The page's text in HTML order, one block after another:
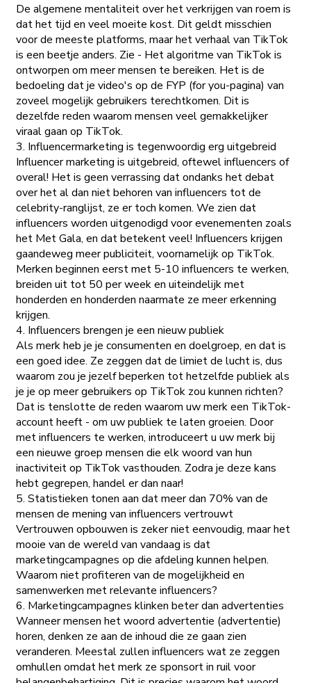
De algemene mentaliteit over het verkrijgen van roem is
dat het tijd en veel moeite kost. Dit geldt misschien
voor de meeste platforms, maar het verhaal van TikTok
is een beetje anders. Zie - Het algoritme van TikTok is
ontworpen om meer mensen te bereiken. Het is de
bedoeling dat je video's op de FYP (for you-pagina) van
zoveel mogelijk gebruikers terechtkomen. Dit is
dezelfde reden waarom mensen veel gemakkelijker
viraal gaan op TikTok.
3. Influencermarketing is tegenwoordig erg uitgebreid
Influencer marketing is uitgebreid, oftewel influencers of
overal! Het is geen verrassing dat ondanks het debat
over het al dan niet behoren van influencers tot de
celebrity-ranglijst, ze er toch komen. We zien dat
influencers worden uitgenodigd voor evenementen zoals
het Met Gala, en dat betekent veel! Influencers krijgen
gaandeweg meer publiciteit, voornamelijk op TikTok.
Merken beginnen eerst met 5-10 influencers te werken,
breiden uit tot 50 per week en uiteindelijk met
honderden en honderden naarmate ze meer erkenning
krijgen.
4. Influencers brengen je een nieuw publiek
Als merk heb je je consumenten en doelgroep, en dat is
een goed idee. Ze zeggen dat de limiet de lucht is, dus
waarom zou je jezelf beperken tot hetzelfde publiek als
je je op meer gebruikers op TikTok zou kunnen richten?
Dat is tenslotte de reden waarom uw merk een TikTok-
account heeft - om uw publiek te laten groeien. Door
met influencers te werken, introduceert u uw merk bij
een nieuwe groep mensen die elk woord van hun
inactiviteit op TikTok vasthouden. Zodra je deze kans
hebt gegrepen, handel er dan naar!
5. Statistieken tonen aan dat meer dan 70% van de
mensen de mening van influencers vertrouwt
Vertrouwen opbouwen is zeker niet eenvoudig, maar het
mooie van de wereld van vandaag is dat
marketingcampagnes op die afdeling kunnen helpen.
Waarom niet profiteren van de mogelijkheid en
samenwerken met relevante influencers?
6. Marketingcampagnes klinken beter dan advertenties
Wanneer mensen het woord advertentie (advertentie)
horen, denken ze aan de inhoud die ze gaan zien
veranderen. Meestal zullen influencers wat ze zeggen
omhullen omdat het merk ze sponsort in ruil voor